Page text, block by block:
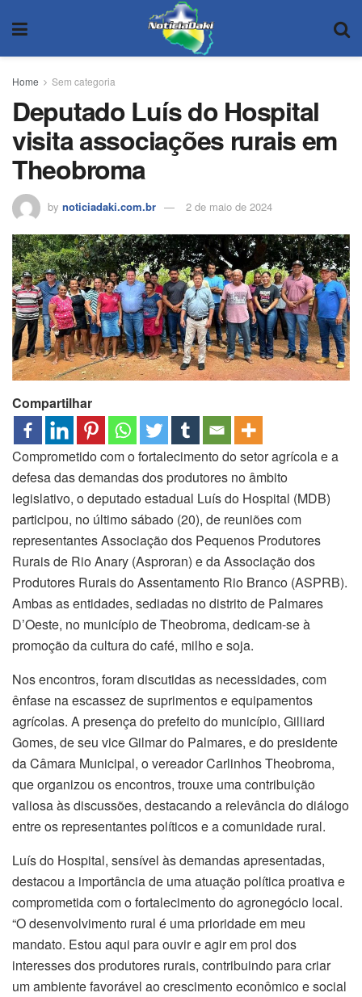
Home Sem categoria
Deputado Luís do Hospital
visita associações rurais em
Theobroma
by noticiadaki.com.br 2 de maio de 2024
Compartilhar
Comprometido com o fortalecimento do setor agrícola e a
defesa das demandas dos produtores no âmbito
legislativo, o deputado estadual Luís do Hospital (MDB)
participou, no último sábado (20), de reuniões com
representantes Associação dos Pequenos Produtores
Rurais de Rio Anary (Asproran) e da Associação dos
Produtores Rurais do Assentamento Rio Branco (ASPRB).
Ambas as entidades, sediadas no distrito de Palmares
D’Oeste, no município de Theobroma, dedicam-se à
promoção da cultura do café, milho e soja.
Nos encontros, foram discutidas as necessidades, com
ênfase na escassez de suprimentos e equipamentos
agrícolas. A presença do prefeito do município, Gilliard
Gomes, de seu vice Gilmar do Palmares, e do presidente
da Câmara Municipal, o vereador Carlinhos Theobroma,
que organizou os encontros, trouxe uma contribuição
valiosa às discussões, destacando a relevância do diálogo
entre os representantes políticos e a comunidade rural.
Luís do Hospital, sensível às demandas apresentadas,
destacou a importância de uma atuação política proativa e
comprometida com o fortalecimento do agronegócio local.
“O desenvolvimento rural é uma prioridade em meu
mandato. Estou aqui para ouvir e agir em prol dos
interesses dos produtores rurais, contribuindo para criar
um ambiente favorável ao crescimento econômico e social